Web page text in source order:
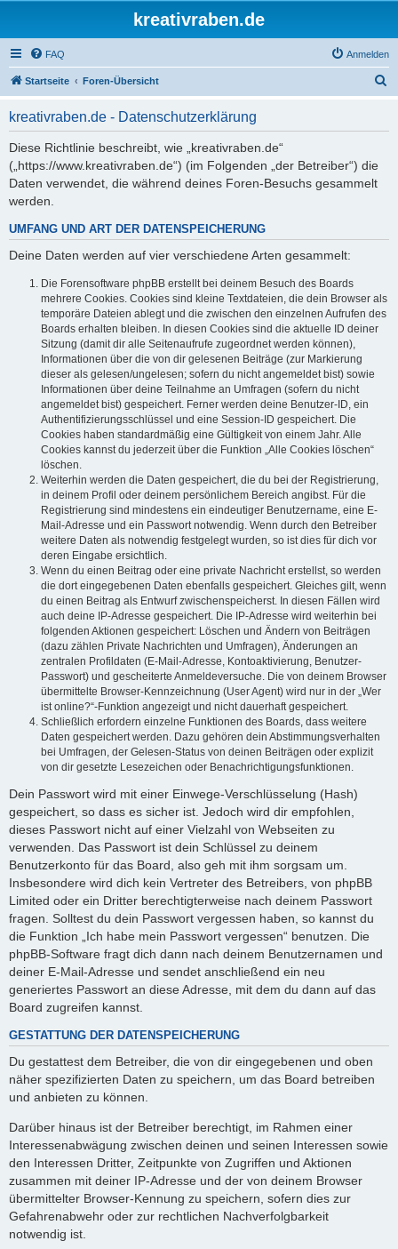
kreativraben.de
FAQ Anmelden
Startseite Foren-Übersicht
kreativraben.de - Datenschutzerklärung
Diese Richtlinie beschreibt, wie „kreativraben.de“
(„https://www.kreativraben.de“) (im Folgenden „der Betreiber“) die
Daten verwendet, die während deines Foren-Besuchs gesammelt
werden.
UMFANG UND ART DER DATENSPEICHERUNG
Deine Daten werden auf vier verschiedene Arten gesammelt:
Die Forensoftware phpBB erstellt bei deinem Besuch des Boards
mehrere Cookies. Cookies sind kleine Textdateien, die dein Browser als
temporäre Dateien ablegt und die zwischen den einzelnen Aufrufen des
Boards erhalten bleiben. In diesen Cookies sind die aktuelle ID deiner
Sitzung (damit dir alle Seitenaufrufe zugeordnet werden können),
Informationen über die von dir gelesenen Beiträge (zur Markierung
dieser als gelesen/ungelesen; sofern du nicht angemeldet bist) sowie
Informationen über deine Teilnahme an Umfragen (sofern du nicht
angemeldet bist) gespeichert. Ferner werden deine Benutzer-ID, ein
Authentifizierungsschlüssel und eine Session-ID gespeichert. Die
Cookies haben standardmäßig eine Gültigkeit von einem Jahr. Alle
Cookies kannst du jederzeit über die Funktion „Alle Cookies löschen“
löschen.
Weiterhin werden die Daten gespeichert, die du bei der Registrierung,
in deinem Profil oder deinem persönlichem Bereich angibst. Für die
Registrierung sind mindestens ein eindeutiger Benutzername, eine E-
Mail-Adresse und ein Passwort notwendig. Wenn durch den Betreiber
weitere Daten als notwendig festgelegt wurden, so ist dies für dich vor
deren Eingabe ersichtlich.
Wenn du einen Beitrag oder eine private Nachricht erstellst, so werden
die dort eingegebenen Daten ebenfalls gespeichert. Gleiches gilt, wenn
du einen Beitrag als Entwurf zwischenspeicherst. In diesen Fällen wird
auch deine IP-Adresse gespeichert. Die IP-Adresse wird weiterhin bei
folgenden Aktionen gespeichert: Löschen und Ändern von Beiträgen
(dazu zählen Private Nachrichten und Umfragen), Änderungen an
zentralen Profildaten (E-Mail-Adresse, Kontoaktivierung, Benutzer-
Passwort) und gescheiterte Anmeldeversuche. Die von deinem Browser
übermittelte Browser-Kennzeichnung (User Agent) wird nur in der „Wer
ist online?“-Funktion angezeigt und nicht dauerhaft gespeichert.
Schließlich erfordern einzelne Funktionen des Boards, dass weitere
Daten gespeichert werden. Dazu gehören dein Abstimmungsverhalten
bei Umfragen, der Gelesen-Status von deinen Beiträgen oder explizit
von dir gesetzte Lesezeichen oder Benachrichtigungsfunktionen.
Dein Passwort wird mit einer Einwege-Verschlüsselung (Hash)
gespeichert, so dass es sicher ist. Jedoch wird dir empfohlen,
dieses Passwort nicht auf einer Vielzahl von Webseiten zu
verwenden. Das Passwort ist dein Schlüssel zu deinem
Benutzerkonto für das Board, also geh mit ihm sorgsam um.
Insbesondere wird dich kein Vertreter des Betreibers, von phpBB
Limited oder ein Dritter berechtigterweise nach deinem Passwort
fragen. Solltest du dein Passwort vergessen haben, so kannst du
die Funktion „Ich habe mein Passwort vergessen“ benutzen. Die
phpBB-Software fragt dich dann nach deinem Benutzernamen und
deiner E-Mail-Adresse und sendet anschließend ein neu
generiertes Passwort an diese Adresse, mit dem du dann auf das
Board zugreifen kannst.
GESTATTUNG DER DATENSPEICHERUNG
Du gestattest dem Betreiber, die von dir eingegebenen und oben
näher spezifizierten Daten zu speichern, um das Board betreiben
und anbieten zu können.
Darüber hinaus ist der Betreiber berechtigt, im Rahmen einer
Interessenabwägung zwischen deinen und seinen Interessen sowie
den Interessen Dritter, Zeitpunkte von Zugriffen und Aktionen
zusammen mit deiner IP-Adresse und der von deinem Browser
übermittelter Browser-Kennung zu speichern, sofern dies zur
Gefahrenabwehr oder zur rechtlichen Nachverfolgbarkeit
notwendig ist.